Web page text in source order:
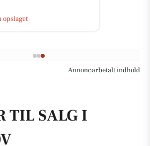
opslaget
Annoncørbetalt indhold
TIL SALG I